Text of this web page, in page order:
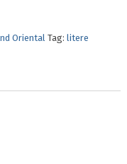
Oriental Tag: litere